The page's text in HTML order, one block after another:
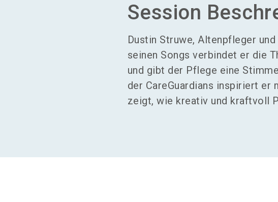
Session
Dustin Struwe, Altenpfleger
seinen Songs verbindet er die
und gibt der Pflege eine
der CareGuardians inspiriert
zeigt, wie kreativ und kraftvoll